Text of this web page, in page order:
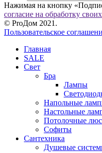
Нажимая на кнопку
согласие на обработку
© ProДом 2021.
Пользовательское
Главная
SALE
Свет
Бра
Лампы
Напольные
Настольные
Потолочные
Софиты
Сантехника
Душевые